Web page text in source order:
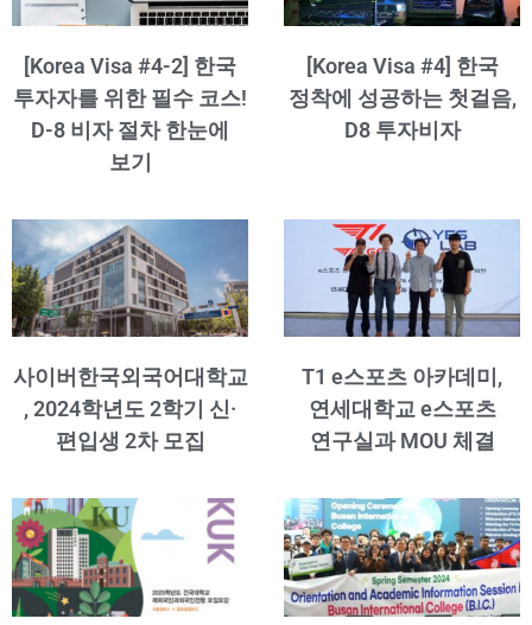
[Korea Visa #4-2] 한국
투자자를 위한 필수 코스!
D-8 비자 절차 한눈에
보기
[Korea Visa #4] 한국
정착에 성공하는 첫걸음,
D8 투자비자
사이버한국외국어대학교
, 2024학년도 2학기 신·
편입생 2차 모집
T1 e스포츠 아카데미,
연세대학교 e스포츠
연구실과 MOU 체결